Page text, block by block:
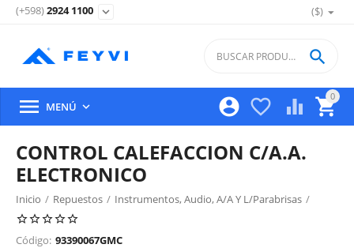
($)
(+598)2924 1100 expand_more
0

 


 MENÚ 
CONTROL CALEFACCION C/A.A.
ELECTRONICO
Inicio / Repuestos / Instrumentos, Audio, A/A Y L/Parabrisas /
Sistema Ventilación, Filtro Y Panel Control
Código: 93390067GMC